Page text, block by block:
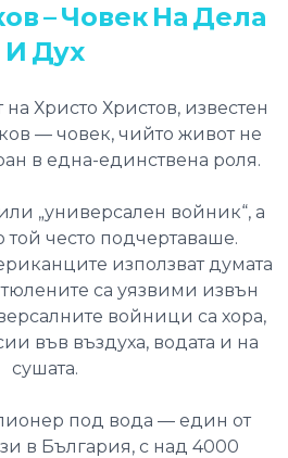
–Човек На Дела
И Дух
на Христо Христов, известен
— човек, чийто живот не
в една-единствена роля.
„универсален войник“, а
той често подчертаваше.
използват думата
тюлените са уязвими извън
войници са хора,
във въздуха, водата и на
сушата.
под вода — един от
в България, с над 4000